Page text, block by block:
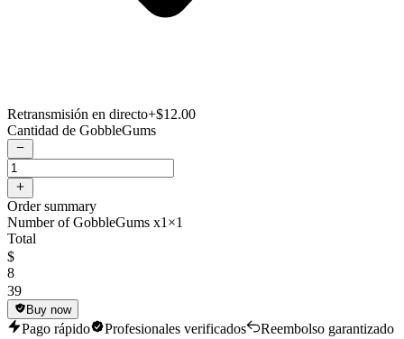
Retransmisión en directo+$12.00
Cantidad de GobbleGums
Order summary
Number of GobbleGums x1 ×1
Total
$
8
39
Buy now
Pago rápido Profesionales verificados Reembolso garantizado